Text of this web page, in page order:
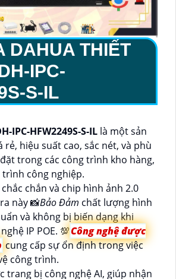
DAHUA THIẾT
IPC-
S-IL
IPC-HFW2249S-S-IL là một sản
rẻ, hiệu suất cao, sắc nét, và phù
trong các công trình kho hàng,
công nghiệp.
chắn và chip hình ảnh 2.0
này 📸Bảo Đảm chất lượng hình
và không bị biến dạng khi
IP POE. 💯Công nghệ được
cung cấp sự ổn định trong việc
công trình.
trang bị công nghệ AI, giúp nhận